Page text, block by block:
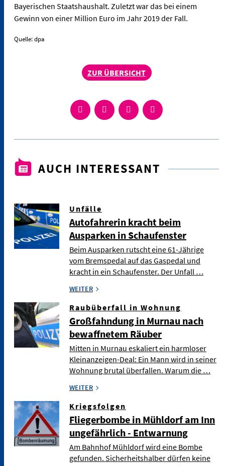
Bayerischen Staatshaushalt. Zuletzt war das bei einem
Gewinn von einer Million Euro im Jahr 2019 der Fall.
Quelle: dpa
ZUR ÜBERSICHT
AUCH INTERESSANT
Unfälle
Autofahrerin kracht beim
Ausparken in Schaufenster
Beim Ausparken rutscht eine 61-Jährige
vom Bremspedal auf das Gaspedal und
kracht in ein Schaufenster. Der Unfall …
WEITER
Raubüberfall in Wohnung
Großfahndung in Murnau nach
bewaffnetem Räuber
Mitten in Murnau eskaliert ein harmloser
Kleinanzeigen-Deal: Ein Mann wird in seiner
Wohnung brutal überfallen. Warum die …
WEITER
Kriegsfolgen
Fliegerbombe in Mühldorf am Inn
ungefährlich - Entwarnung
Am Bahnhof Mühldorf wird eine Bombe
gefunden. Sicherheitshalber dürfen keine